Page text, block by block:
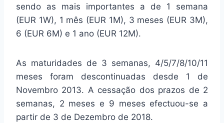
sendo as mais importantes a de 1 semana
(EUR 1W), 1 mês (EUR 1M), 3 meses (EUR 3M),
6 (EUR 6M) e 1 ano (EUR 12M).
As maturidades de 3 semanas, 4/5/7/8/10/11
meses foram descontinuadas desde 1 de
Novembro 2013. A cessação dos prazos de 2
semanas, 2 meses e 9 meses efectuou-se a
partir de 3 de Dezembro de 2018.